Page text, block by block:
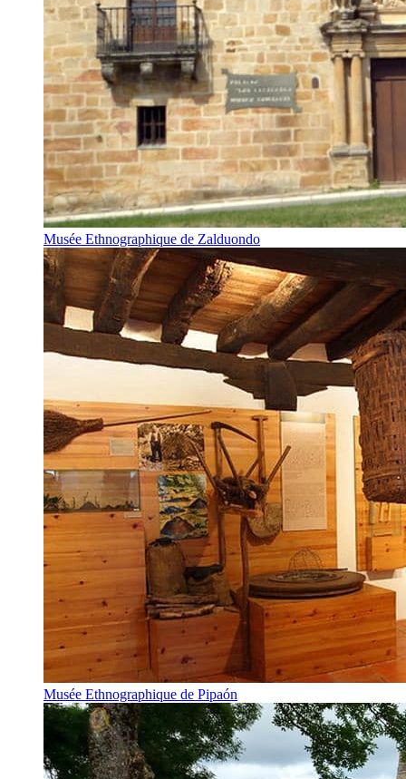
Musée Ethnographique de Zalduondo
Musée Ethnographique de Pipaón